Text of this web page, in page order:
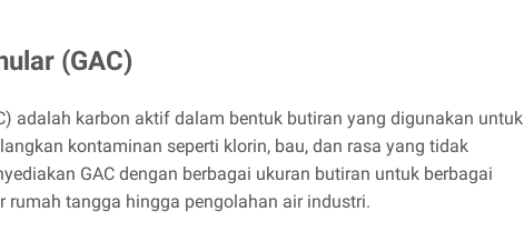
(GAC)
adalah karbon aktif dalam bentuk butiran yang digunakan untuk
kontaminan seperti klorin, bau, dan rasa yang tidak
GAC dengan berbagai ukuran butiran untuk berbagai
rumah tangga hingga pengolahan air industri.